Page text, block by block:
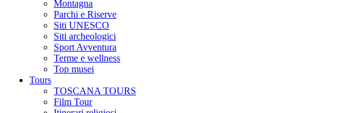
Montagna
Parchi e Riserve
Siti UNESCO
Siti archeologici
Sport Avventura
Terme e wellness
Top musei
Tours
TOSCANA TOURS
Film Tour